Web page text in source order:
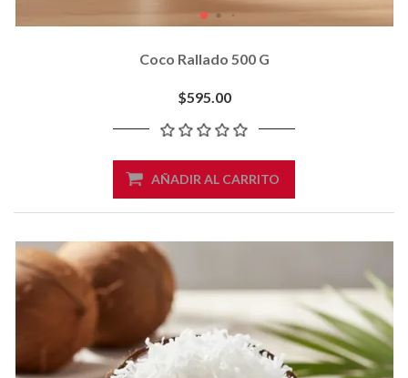
Coco Rallado 500 G
$595.00
AÑADIR AL CARRITO